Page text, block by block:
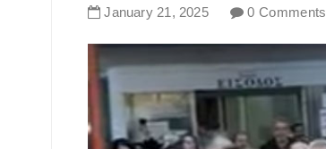
January 21 , 2025 0 Comments